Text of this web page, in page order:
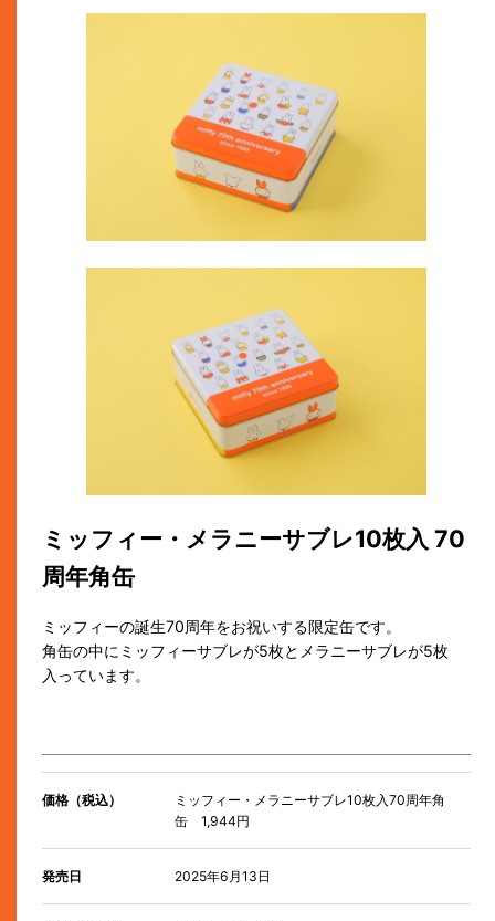
ミッフィー・メラニーサブレ10枚入 70
周年角缶
ミッフィーの誕生70周年をお祝いする限定缶です。
角缶の中にミッフィーサブレが5枚とメラニーサブレが5枚
入っています。
価格（税込）
ミッフィー・メラニーサブレ10枚入70周年角
缶 1,944円
発売日 2025年6月13日